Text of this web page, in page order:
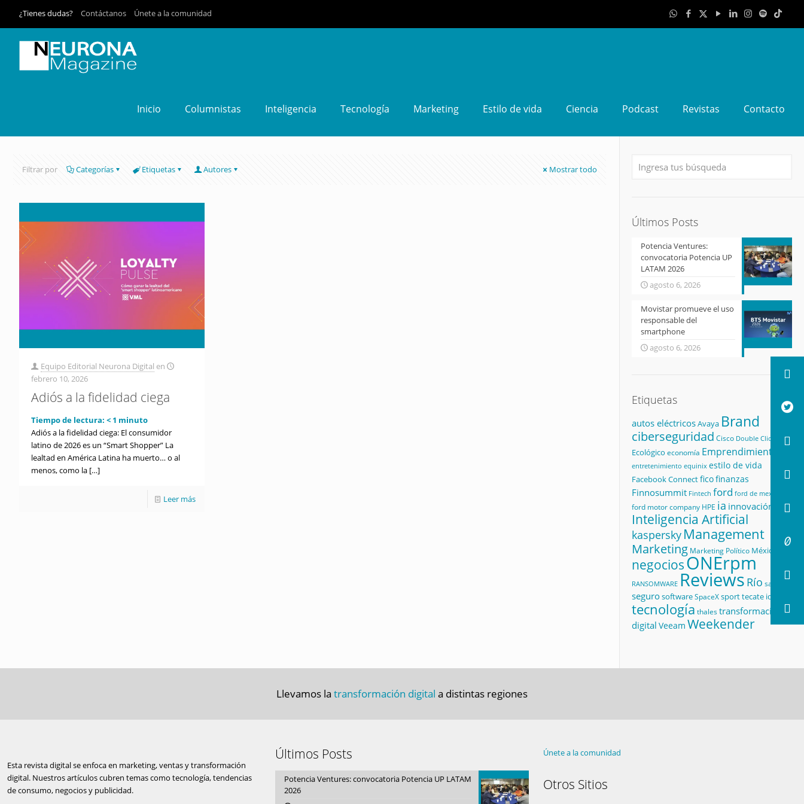
¿Tienes dudas? Contáctanos Únete a la comunidad
Inicio Columnistas Inteligencia Tecnología Marketing Estilo de vida Ciencia Podcast Revistas Contacto
Filtrar por Categorías Etiquetas Autores Mostrar todo
Equipo Editorial Neurona Digital en
febrero 10, 2026
Adiós a la fidelidad ciega
Tiempo de lectura: < 1 minuto
Adiós a la fidelidad ciega: El consumidor
latino de 2026 es un “Smart Shopper” La
lealtad en América Latina ha muerto… o al
menos, como la[…]
Leer más
Últimos Posts
Potencia Ventures:
convocatoria Potencia UP
LATAM 2026
agosto 6, 2026
Movistar promueve el uso
responsable del
smartphone
agosto 6, 2026
Etiquetas
autos eléctricosAvaya Brand
ciberseguridad Cisco Double Click
Ecológico economía Emprendimiento
entretenimiento equinix estilo de vida
Facebook Connectficofinanzas
Finnosummit Fintech ford ford de mexico
ford motor company HPE ia innovación
Inteligencia Artificial
kaspersky Management
Marketing Marketing Político México
negociosONErpm
RANSOMWARE Reviews Río salud
segurosoftwareSpaceXsporttecate id
tecnología thalestransformación
digital Veeam Weekender
Llevamos la transformación digital a distintas regiones
Esta revista digital se enfoca en marketing, ventas y transformación
digital. Nuestros artículos cubren temas como tecnología, tendencias
de consumo, negocios y publicidad.
Últimos Posts
Potencia Ventures: convocatoria Potencia UP LATAM
2026
Únete a la comunidad
Otros Sitios